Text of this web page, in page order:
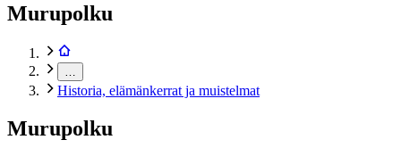
Murupolku
Historia, elämänkerrat ja muistelmat
Murupolku